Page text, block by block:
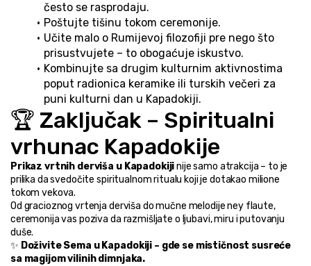
često se rasprodaju.
Poštujte tišinu tokom ceremonije.
Učite malo o Rumijevoj filozofiji pre nego što
prisustvujete – to obogaćuje iskustvo.
Kombinujte sa drugim kulturnim aktivnostima
poput radionica keramike ili turskih večeri za
puni kulturni dan u Kapadokiji.
🏆 Zaključak – Spiritualni
vrhunac Kapadokije
Prikaz vrtnih derviša u Kapadokiji nije samo atrakcija – to je
prilika da svedočite spiritualnom ritualu koji je dotakao milione
tokom vekova.
Od gracioznog vrtenja derviša do mučne melodije ney flaute,
ceremonija vas poziva da razmišljate o ljubavi, miru i putovanju
duše.
✨ Doživite Sema u Kapadokiji – gde se mističnost susreće
sa magijom vilinih dimnjaka.